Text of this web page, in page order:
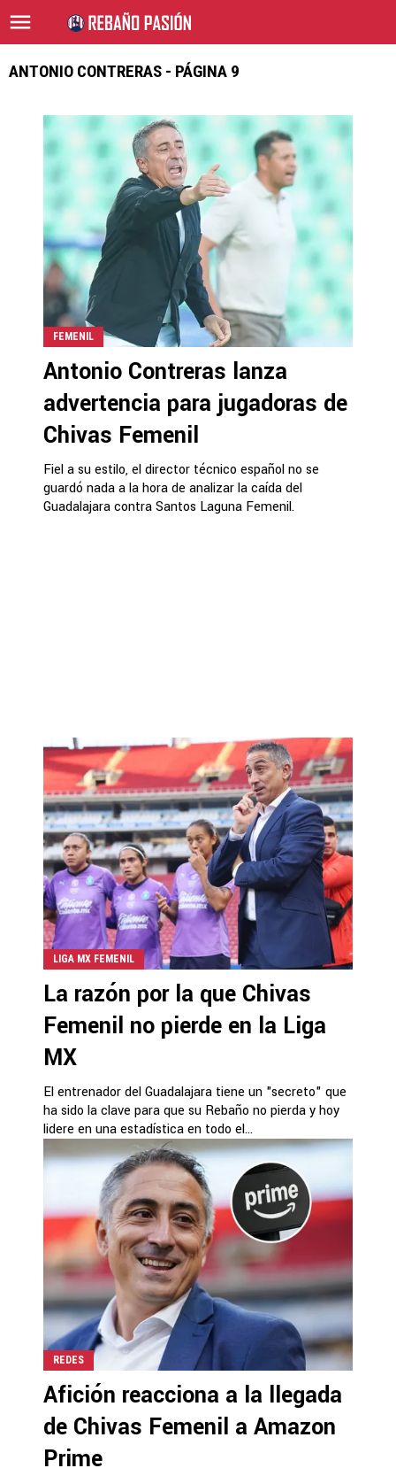
ANTONIO CONTRERAS - PÁGINA 9
FEMENIL
Antonio Contreras lanza
advertencia para jugadoras de
Chivas Femenil
Fiel a su estilo, el director técnico español no se
guardó nada a la hora de analizar la caída del
Guadalajara contra Santos Laguna Femenil.
LIGA MX FEMENIL
La razón por la que Chivas
Femenil no pierde en la Liga
MX
El entrenador del Guadalajara tiene un "secreto" que
ha sido la clave para que su Rebaño no pierda y hoy
lidere en una estadística en todo el...
REDES
Afición reacciona a la llegada
de Chivas Femenil a Amazon
Prime